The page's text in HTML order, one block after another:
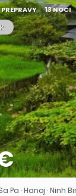
13 NOCI
sa
Pa · Hanoj · Ninh